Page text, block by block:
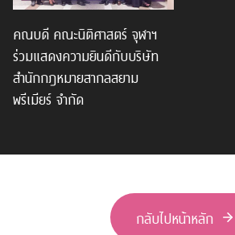
คณบดี คณะนิติศาสตร์ จุฬาฯ
ร่วมแสดงความยินดีกับบริษัท
สำนักกฎหมายสากลสยาม
พรีเมียร์ จำกัด
กลับไปหน้าหลัก